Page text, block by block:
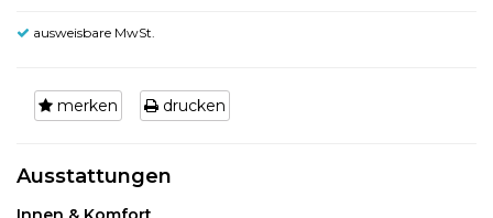
ausweisbare MwSt.
merken drucken
Ausstattungen